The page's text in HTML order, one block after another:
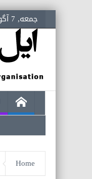
جمعه, 7 آگوست, 2026
Home